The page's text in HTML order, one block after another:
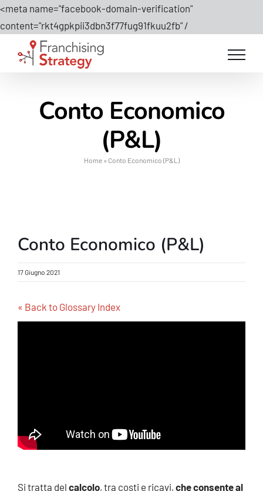
<meta name="facebook-domain-verification"
content="rkt4gpkpii3dbn3f77fug91fkuu2fb" /
contenuto
Conto Economico
(P&L)
Home» Conto Economico (P&L)
Conto Economico (P&L)
17 Giugno 2021
« Back to Glossary Index
Si tratta del calcolo, tra costi e ricavi, che consente al